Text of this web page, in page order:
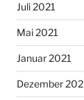
Juli 2021
Mai 2021
Januar 2021
Dezember